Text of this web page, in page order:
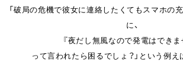
「破局の危機で彼女に連絡したくてもスマホの
に、
『夜だし無風なので発電はできま
って言われたら困るでしょ？」という例え